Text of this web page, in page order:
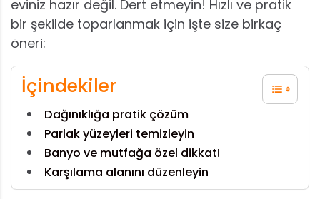
eviniz hazır değil. Dert etmeyin! Hızlı ve pratik
bir şekilde toparlanmak için işte size birkaç
öneri:
İçindekiler
Dağınıklığa pratik çözüm
Parlak yüzeyleri temizleyin
Banyo ve mutfağa özel dikkat!
Karşılama alanını düzenleyin